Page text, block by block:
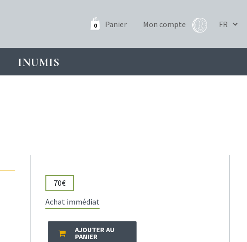
0 Panier Mon compte
INUMIS
70€
Achat immédiat
AJOUTER AU
PANIER